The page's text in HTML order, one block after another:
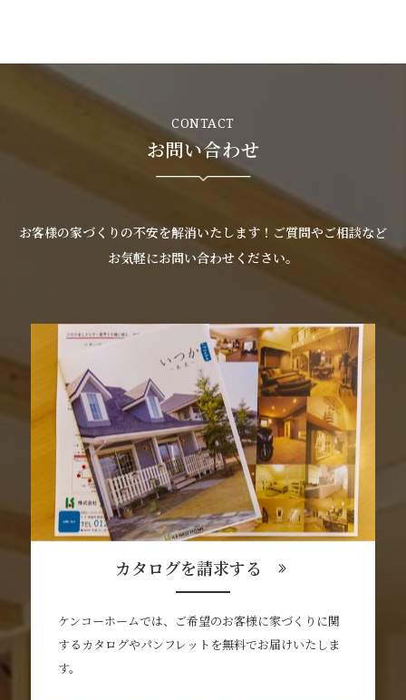
CONTACT
お問い合わせ
お客様の家づくりの不安を解消いたします！ご質問やご相談など
お気軽にお問い合わせください。
カタログを請求する
ケンコーホームでは、ご希望のお客様に家づくりに関
するカタログやパンフレットを無料でお届けいたしま
す。